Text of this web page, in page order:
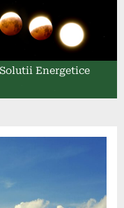
Energetice